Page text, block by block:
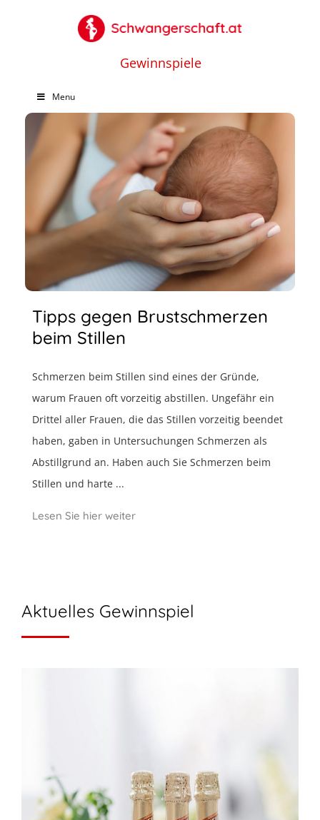
Gewinnspiele
Menu
Tipps gegen Brustschmerzen
beim Stillen
Schmerzen beim Stillen sind eines der Gründe,
warum Frauen oft vorzeitig abstillen. Ungefähr ein
Drittel aller Frauen, die das Stillen vorzeitig beendet
haben, gaben in Untersuchungen Schmerzen als
Abstillgrund an. Haben auch Sie Schmerzen beim
Stillen und harte ...
Lesen Sie hier weiter
Aktuelles Gewinnspiel